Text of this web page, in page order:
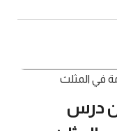
في المثلث
درس